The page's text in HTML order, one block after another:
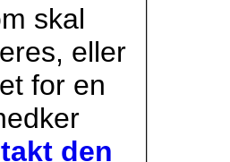
skal
eller
for en
den